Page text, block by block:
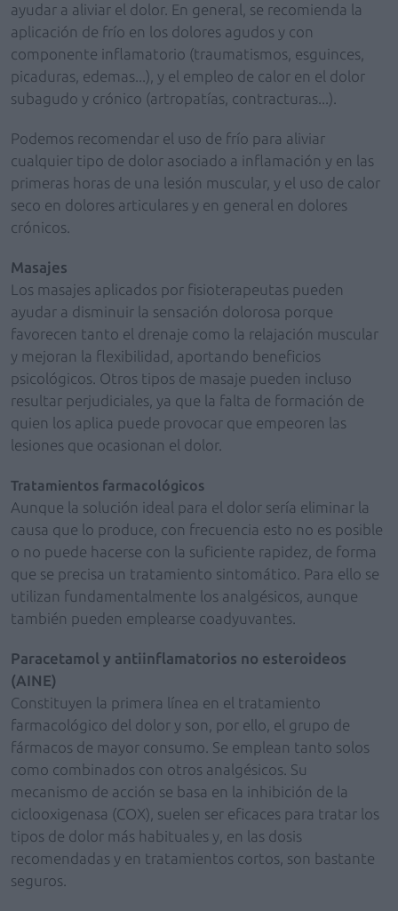
ayudar a aliviar el dolor. En general, se recomienda la
aplicación de frío en los dolores agudos y con
componente inflamatorio (traumatismos, esguinces,
picaduras, edemas...), y el empleo de calor en el dolor
subagudo y crónico (artropatías, contracturas...).
Podemos recomendar el uso de frío para aliviar
cualquier tipo de dolor asociado a inflamación y en las
primeras horas de una lesión muscular, y el uso de calor
seco en dolores articulares y en general en dolores
crónicos.
Masajes
Los masajes aplicados por fisioterapeutas pueden
ayudar a disminuir la sensación dolorosa porque
favorecen tanto el drenaje como la relajación muscular
y mejoran la flexibilidad, aportando beneficios
psicológicos. Otros tipos de masaje pueden incluso
resultar perjudiciales, ya que la falta de formación de
quien los aplica puede provocar que empeoren las
lesiones que ocasionan el dolor.
Tratamientos farmacológicos
Aunque la solución ideal para el dolor sería eliminar la
causa que lo produce, con frecuencia esto no es posible
o no puede hacerse con la suficiente rapidez, de forma
que se precisa un tratamiento sintomático. Para ello se
utilizan fundamentalmente los analgésicos, aunque
también pueden emplearse coadyuvantes.
Paracetamol y antiinflamatorios no esteroideos
(AINE)
Constituyen la primera línea en el tratamiento
farmacológico del dolor y son, por ello, el grupo de
fármacos de mayor consumo. Se emplean tanto solos
como combinados con otros analgésicos. Su
mecanismo de acción se basa en la inhibición de la
ciclooxigenasa (COX), suelen ser eficaces para tratar los
tipos de dolor más habituales y, en las dosis
recomendadas y en tratamientos cortos, son bastante
seguros.